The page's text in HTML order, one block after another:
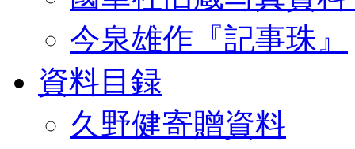
今泉雄作『記事珠』
資料目録
久野健寄贈資料